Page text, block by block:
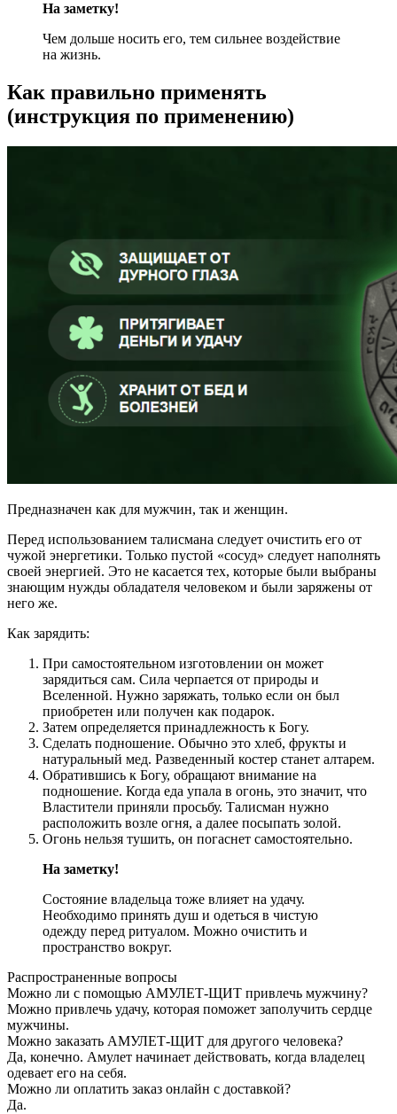
На заметку!
Чем дольше носить его, тем сильнее воздействие
на жизнь.
Как правильно применять
(инструкция по применению)
Предназначен как для мужчин, так и женщин.
Перед использованием талисмана следует очистить его от
чужой энергетики. Только пустой «сосуд» следует наполнять
своей энергией. Это не касается тех, которые были выбраны
знающим нужды обладателя человеком и были заряжены от
него же.
Как зарядить:
При самостоятельном изготовлении он может
зарядиться сам. Сила черпается от природы и
Вселенной. Нужно заряжать, только если он был
приобретен или получен как подарок.
Затем определяется принадлежность к Богу.
Сделать подношение. Обычно это хлеб, фрукты и
натуральный мед. Разведенный костер станет алтарем.
Обратившись к Богу, обращают внимание на
подношение. Когда еда упала в огонь, это значит, что
Властители приняли просьбу. Талисман нужно
расположить возле огня, а далее посыпать золой.
Огонь нельзя тушить, он погаснет самостоятельно.
На заметку!
Состояние владельца тоже влияет на удачу.
Необходимо принять душ и одеться в чистую
одежду перед ритуалом. Можно очистить и
пространство вокруг.
Распространенные вопросы
Можно ли с помощью АМУЛЕТ-ЩИТ привлечь мужчину?
Можно привлечь удачу, которая поможет заполучить сердце
мужчины.
Можно заказать АМУЛЕТ-ЩИТ для другого человека?
Да, конечно. Амулет начинает действовать, когда владелец
одевает его на себя.
Можно ли оплатить заказ онлайн с доставкой?
Да.